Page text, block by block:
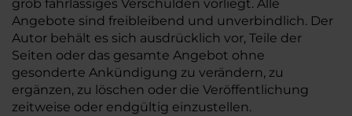
grob fahrlässiges Verschulden vorliegt. Alle
Angebote sind freibleibend und unverbindlich. Der
Autor behält es sich ausdrücklich vor, Teile der
Seiten oder das gesamte Angebot ohne
gesonderte Ankündigung zu verändern, zu
ergänzen, zu löschen oder die Veröffentlichung
zeitweise oder endgültig einzustellen.